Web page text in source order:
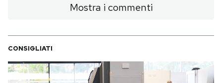
Mostra i commenti
CONSIGLIATI